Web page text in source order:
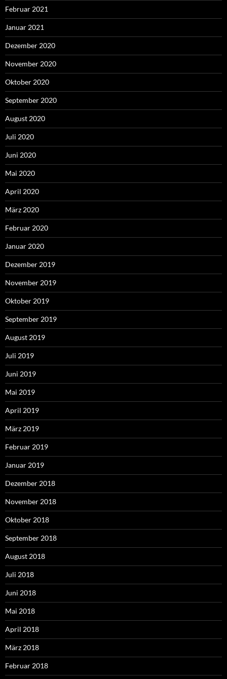
Februar 2021
Januar 2021
Dezember 2020
November 2020
Oktober 2020
September 2020
August 2020
Juli 2020
Juni 2020
Mai 2020
April 2020
März 2020
Februar 2020
Januar 2020
Dezember 2019
November 2019
Oktober 2019
September 2019
August 2019
Juli 2019
Juni 2019
Mai 2019
April 2019
März 2019
Februar 2019
Januar 2019
Dezember 2018
November 2018
Oktober 2018
September 2018
August 2018
Juli 2018
Juni 2018
Mai 2018
April 2018
März 2018
Februar 2018